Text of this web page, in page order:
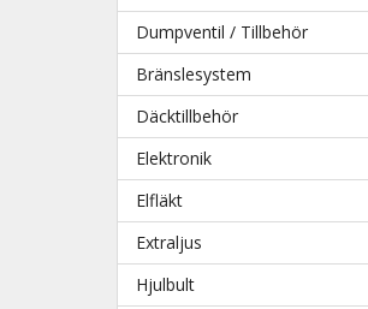
Dumpventil / Tillbehör
Bränslesystem
Däcktillbehör
Elektronik
Elfläkt
Extraljus
Hjulbult